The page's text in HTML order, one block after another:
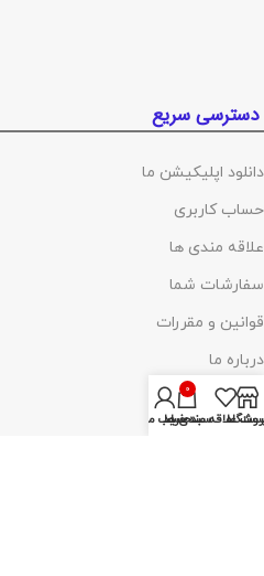
دسترسی سریع
دانلود اپلیکیشن ما
حساب کاربری
علاقه مندی ها
سفارشات شما
قوانین و مقررات
درباره ما
تماس با ما
علاقه مندی ها
0
سبد خرید
حساب من